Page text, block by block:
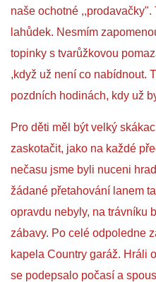
© 2026
naše ochotné
lahůdek. Nesmím
topinky s tvarůžkovou
,když už není co nabídnout.
pozdních hodinách, kdy už
Pro děti měl být velký
zaskotačit, jako na každé
nečasu jsme byli nuceni
žádané přetahování lanem
opravdu nebyly, na trávníku
zábavy. Po celé odpoledne
kapela Country garáž. Hráli
se podepsalo počasí a